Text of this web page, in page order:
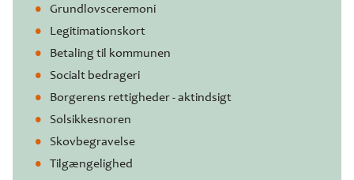
Grundlovsceremoni
Legitimationskort
Betaling til kommunen
Socialt bedrageri
Borgerens rettigheder - aktindsigt
Solsikkesnoren
Skovbegravelse
Tilgængelighed